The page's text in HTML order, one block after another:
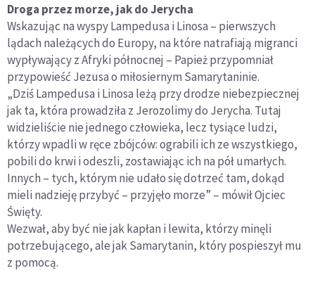
Droga przez morze, jak do Jerycha
Wskazując na wyspy Lampedusa i Linosa – pierwszych
lądach należących do Europy, na które natrafiają migranci
wypływający z Afryki północnej – Papież przypomniał
przypowieść Jezusa o miłosiernym Samarytaninie.
„Dziś Lampedusa i Linosa leżą przy drodze niebezpiecznej
jak ta, która prowadziła z Jerozolimy do Jerycha. Tutaj
widzieliście nie jednego człowieka, lecz tysiące ludzi,
którzy wpadli w ręce zbójców: ograbili ich ze wszystkiego,
pobili do krwi i odeszli, zostawiając ich na pół umarłych.
Innych – tych, którym nie udało się dotrzeć tam, dokąd
mieli nadzieję przybyć – przyjęło morze” – mówił Ojciec
Święty.
Wezwał, aby być nie jak kapłan i lewita, którzy minęli
potrzebującego, ale jak Samarytanin, który pospieszył mu
z pomocą.